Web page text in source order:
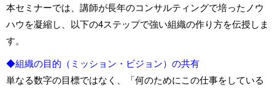
本セミナーでは、講師が長年のコンサルティングで培ったノウ
ハウを凝縮し、以下の4ステップで強い組織の作り方を伝授しま
す。
◆組織の目的（ミッション・ビジョン）の共有
単なる数字の目標ではなく、「何のためにこの仕事をしている